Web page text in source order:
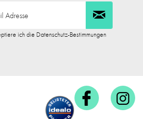
ich die Datenschutz-Bestimmungen